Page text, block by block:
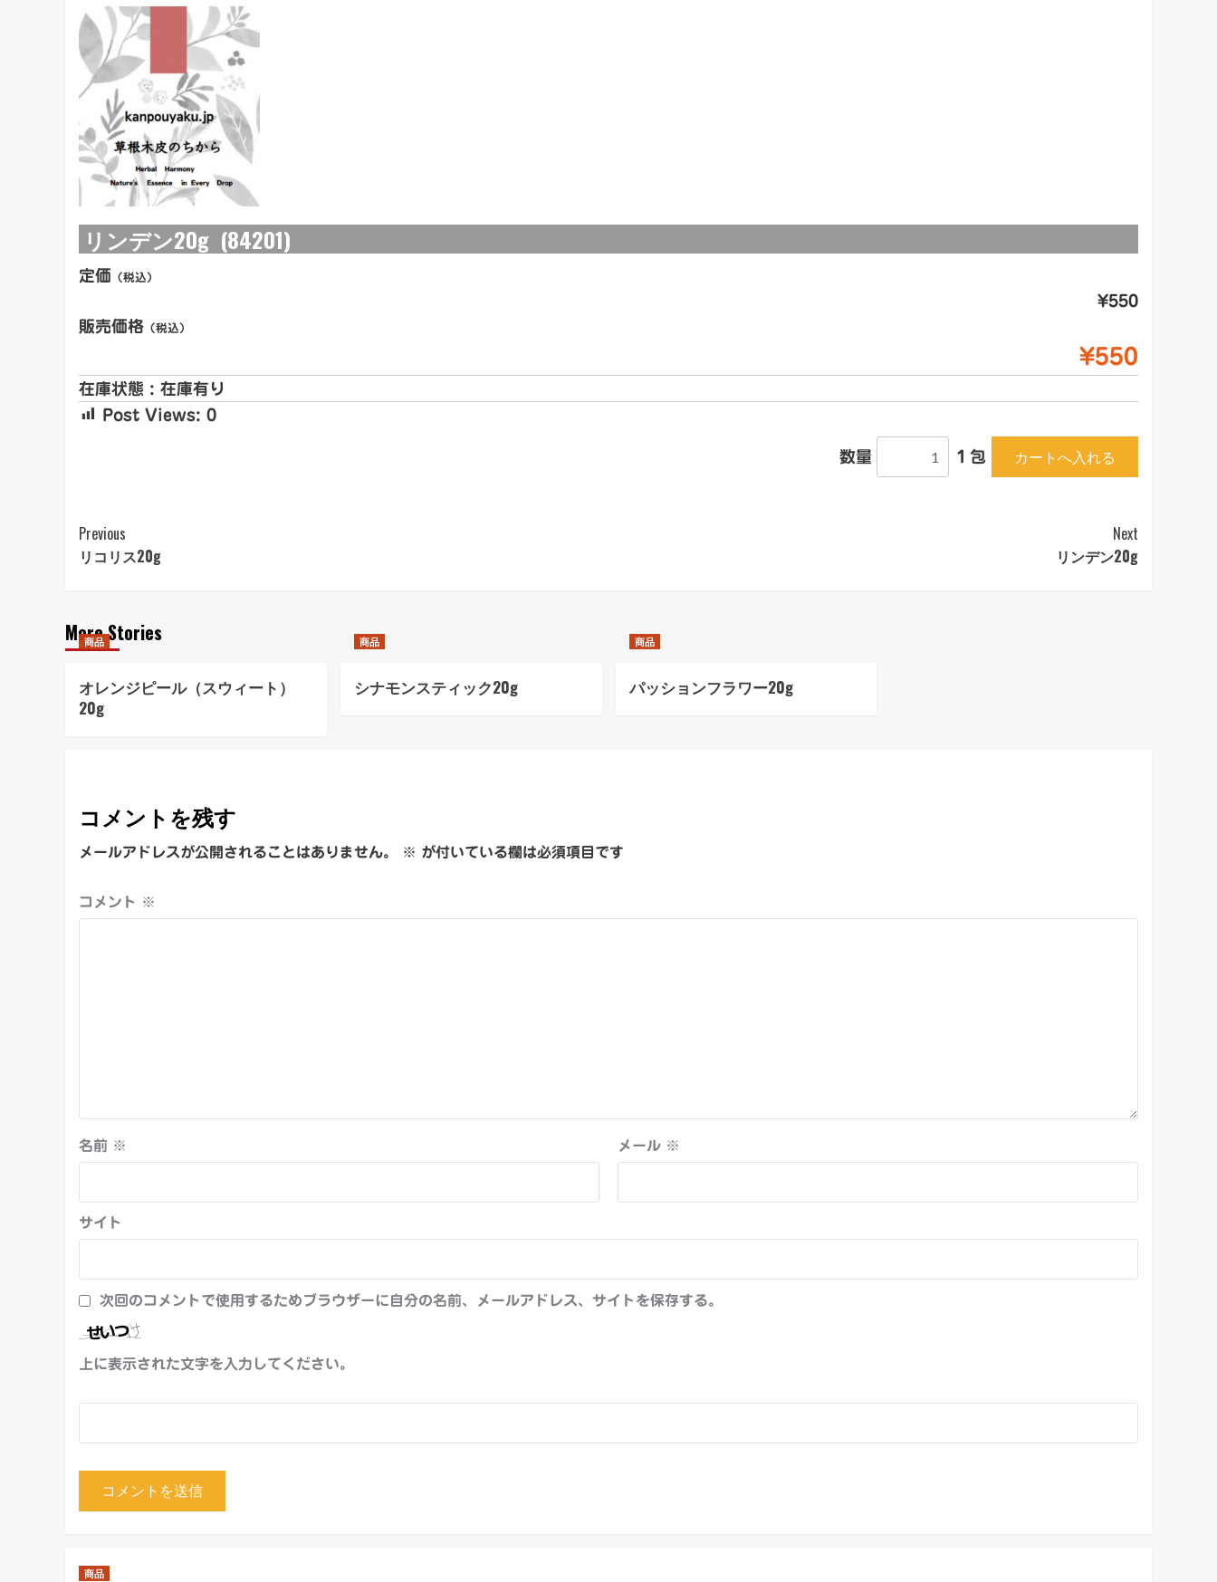
リンデン20g (84201)
定価 （税込）
¥550
販売価格 （税込）
¥550
在庫状態 : 在庫有り
Post Views: 0
数量 １包
Post
Navigation
Previous
リコリス20g
Next
リンデン20g
More Stories
商品
オレンジピール（スウィート）
20g
商品
シナモンスティック20g
商品
パッションフラワー20g
コメントを残す
メールアドレスが公開されることはありません。 ※ が付いている欄は必須項目です
コメント ※
名前 ※ メール ※
サイト
次回のコメントで使用するためブラウザーに自分の名前、メールアドレス、サイトを保存する。
上に表示された文字を入力してください。
商品